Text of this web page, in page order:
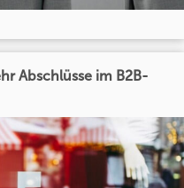
Abschlüsse im B2B-